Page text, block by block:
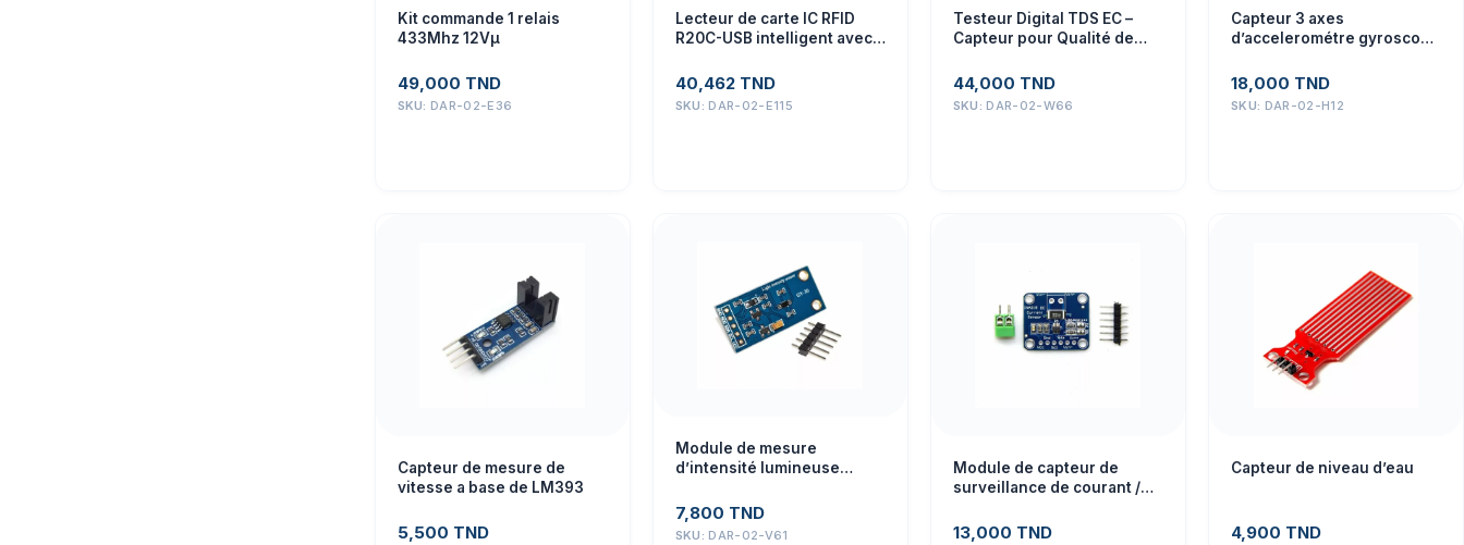
Kit commande 1 relais
433Mhz 12Vµ
49,000 TND
SKU: DAR-02-E36
Lecteur de carte IC RFID
R20C-USB intelligent avec
MHz + cable USB
40,462 TND
SKU: DAR-02-E115
Testeur Digital TDS EC –
Capteur pour Qualité de
44,000 TND
SKU: DAR-02-W66
Capteur 3 axes
d’accelerométre gyroscope
18,000 TND
SKU: DAR-02-H12
Capteur de mesure de
vitesse a base de LM393
5,500 TND
Module de mesure
d’intensité lumineuse
BH1750FVI
7,800 TND
SKU: DAR-02-V61
Module de capteur de
surveillance de courant /
CJMCU-219 INA219 I2C
13,000 TND
Capteur de niveau d’eau
4,900 TND